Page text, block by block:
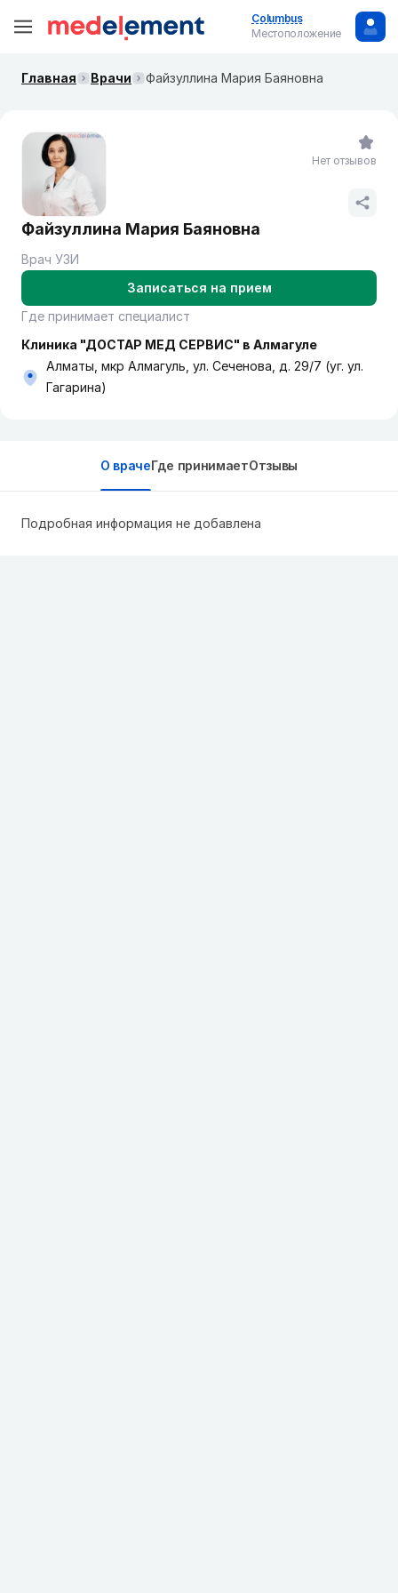
Columbus
Местоположение
Главная Врачи Файзуллина Мария Баяновна
Файзуллина Мария Баяновна
Врач УЗИ
Записаться на прием
Где принимает специалист
Клиника "ДОСТАР МЕД СЕРВИС" в Алмагуле
Алматы, мкр Алмагуль, ул. Сеченова, д. 29/7 (уг. ул.
Гагарина)
Нет отзывов
О врачеГде принимаетОтзывы
Подробная информация не добавлена